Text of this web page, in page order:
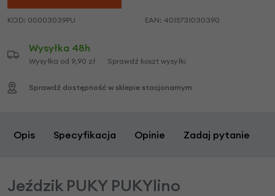
KOD: 00003039PU EAN: 4015731030390
Wysyłka 48h
Wysyłka od 9,90 zł Sprawdź koszt wysyłki
Sprawdź dostępność w sklepie stacjonarnym
Opis Specyfikacja Opinie Zadaj pytanie
Jeździk PUKY PUKYlino